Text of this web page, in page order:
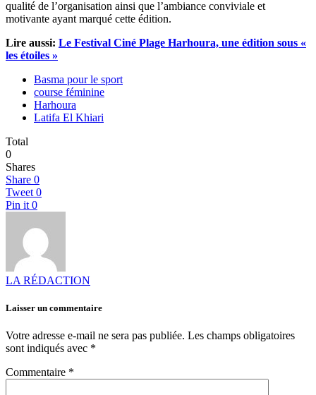
qualité de l’organisation ainsi que l’ambiance conviviale et
motivante ayant marqué cette édition.
Lire aussi: Le Festival Ciné Plage Harhoura, une édition sous «
les étoiles »
Basma pour le sport
course féminine
Harhoura
Latifa El Khiari
Total
0
Shares
Share 0
Tweet 0
Pin it 0
LA RÉDACTION
Laisser un commentaire
Votre adresse e-mail ne sera pas publiée. Les champs obligatoires
sont indiqués avec *
Commentaire *